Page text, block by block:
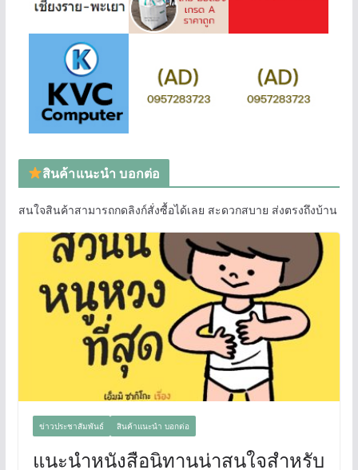
สินค้าแนะนำ บอกต่อ
สนใจสินค้าสามารถกดลิงก์สั่งซื้อได้เลย สะดวกสบาย ส่งตรงถึงบ้าน
ข่าวประชาสัมพันธ์ สินค้าแนะนำ บอกต่อ
แนะนำหนังสือนิทานน่าสนใจสำหรับ